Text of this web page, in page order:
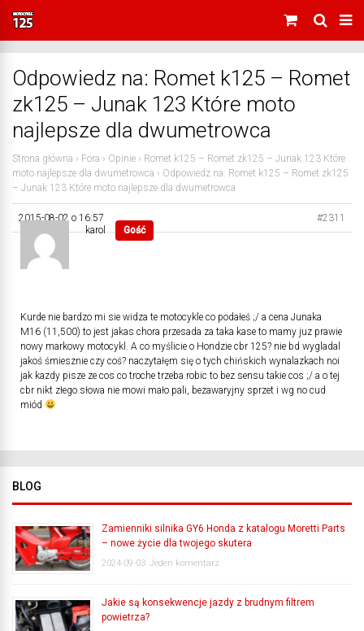
Odpowiedz na: Romet k125 – Romet
zk125 – Junak 123 Które moto
najlepsze dla dwumetrowca
Strona główna › Fora › Opinie › Romet k125 – Romet zk125 – Junak 123 Które
moto najlepsze dla dwumetrowca › Odpowiedz na: Romet k125 – Romet zk125
– Junak 123 Które moto najlepsze dla dwumetrowca
2015-08-02 o 16:57
#2311
karol
Gość
Kurde nie bardzo mi sie widza te motocykle co podałeś ;/ a cena Junaka
M16 (11,500) to jest jakas chora przesada za taka kase to mamy juz prawie
nowy markowy motocykl. A co myślicie o Hondzie cbr 125? nie bd wygladal
jakoś śmiesznie czy coś? naczytałęm się o tych chińskich wynalazkach noi
jak kazdy pisze ze cos co troche trzeba robic to bez sensu takie cos ;/ a o tej
cbr nikt złego słowa nie mowi mało pali, bezawaryjny sprzet i wg no cud
miód
BLOG
Zamienniki silnika GY6 Honda z katalogu Moretti Parts
– nowe życie dla twojego skutera
2024-09-03 Jeden komentarz
Jakie są konsekwencje jazdy z brudnym filtrem
powietrza?